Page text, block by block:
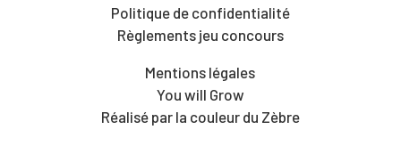
Politique de confidentialité
Règlements jeu concours
Mentions légales
You will Grow
Réalisé par la couleur du Zèbre